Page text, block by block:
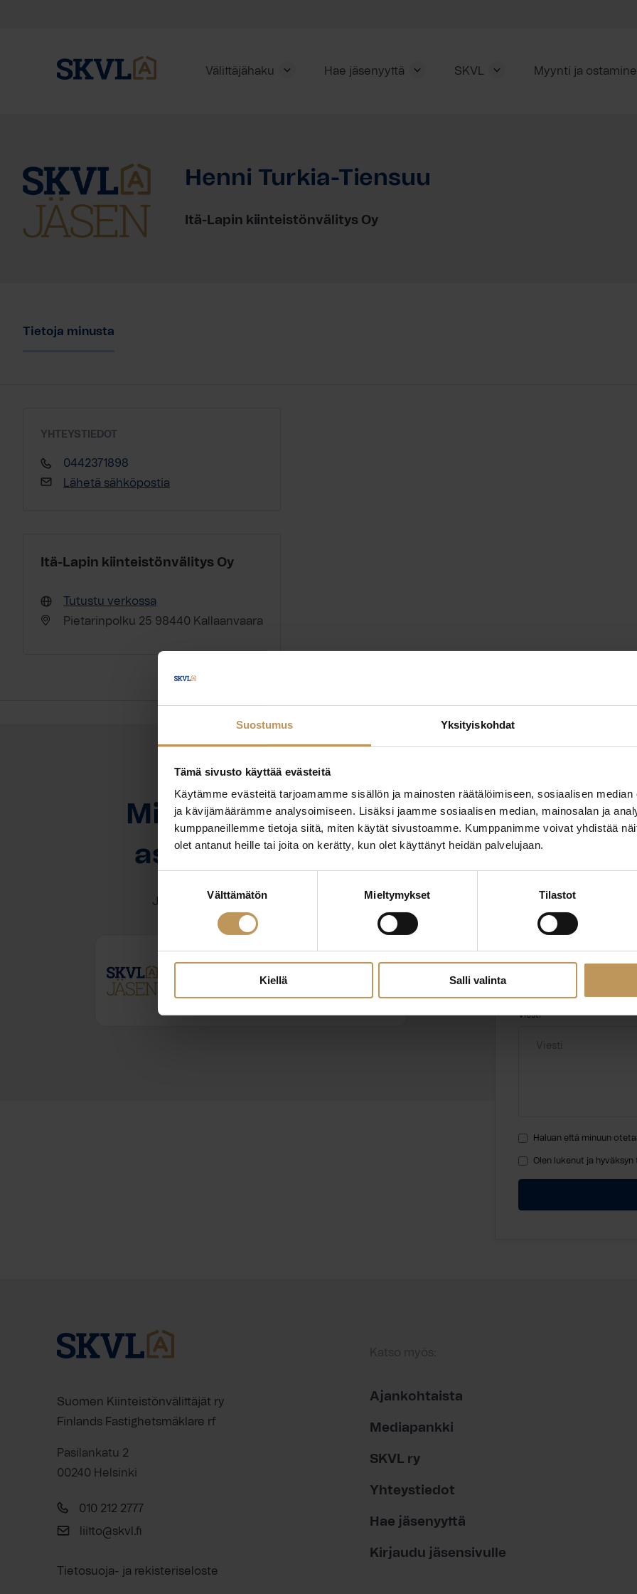
Suostumus Yksityiskohdat
Tämä sivusto käyttää evästeitä
Käytämme evästeitä tarjoamamme sisällön ja mainosten räätälöimiseen, sosiaalisen
ja kävijämäärämme analysoimiseen. Lisäksi jaamme sosiaalisen median, mainosalan ja
kumppaneillemme tietoja siitä, miten käytät sivustoamme. Kumppanimme voivat yhdistää
olet antanut heille tai joita on kerätty, kun olet käyttänyt heidän palvelujaan.
valinta
Välttämätön Mieltymykset Tilastot
Kiellä Salli valinta
Välittäjähaku Hae jäsenyyttä SKVL Myynti ja
Henni Turkia-Tiensuu
Itä-Lapin kiinteistönvälitys Oy
Tietoja minusta
YHTEYSTIEDOT
0442371898
Lähetä sähköpostia
Itä-Lapin kiinteistönvälitys Oy
Tutustu verkossa
Pietarinpolku 25 98440 Kallaanvaara
Miten voin auttaa
asuntoasioissa?
Jätä yhteystietosi, niin otan yhteyttä
Henni Turkia-Tiensuu
"*" näyttää pakolliset
Aihe
Viesti
Haluan että minuun
Olen lukenut ja hyväksyn
Suomen Kiinteistönvälittäjät ry
Finlands Fastighetsmäklare rf
Pasilankatu 2
00240 Helsinki
010 212 2777
liitto@skvl.fi
Tietosuoja- ja rekisteriseloste
Katso myös:
Ajankohtaista
Mediapankki
SKVL ry
Yhteystiedot
Hae jäsenyyttä
Kirjaudu jäsensivulle